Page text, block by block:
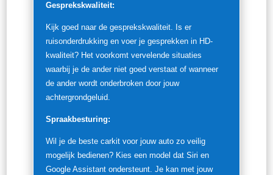
Gesprekskwaliteit:
Kijk goed naar de gesprekskwaliteit. Is er
ruisonderdrukking en voer je gesprekken in HD-
kwaliteit? Het voorkomt vervelende situaties
waarbij je de ander niet goed verstaat of wanneer
de ander wordt onderbroken door jouw
achtergrondgeluid.
Spraakbesturing:
Wil je de beste carkit voor jouw auto zo veilig
mogelijk bedienen? Kies een model dat Siri en
Google Assistant ondersteunt. Je kan met jouw